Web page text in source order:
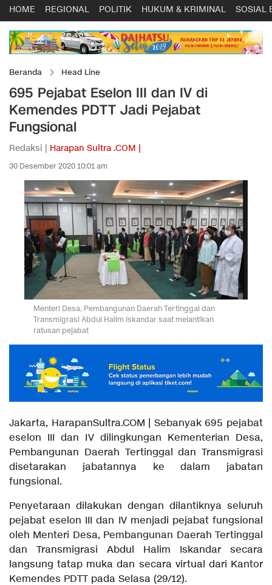
HOME REGIONAL POLITIK HUKUM & KRIMINAL SOSIAL
Beranda Head Line
695 Pejabat Eselon III dan IV di
Kemendes PDTT Jadi Pejabat
Fungsional
Redaksi | Harapan Sultra .COM |
30 Desember 2020 10:01 am
Menteri Desa, Pembangunan Daerah Tertinggal dan
Transmigrasi Abdul Halim Iskandar saat melantikan
ratusan pejabat
Jakarta, HarapanSultra.COM | Sebanyak 695 pejabat
eselon III dan IV dilingkungan Kementerian Desa,
Pembangunan Daerah Tertinggal dan Transmigrasi
disetarakan jabatannya ke dalam jabatan
fungsional.
Penyetaraan dilakukan dengan dilantiknya seluruh
pejabat eselon III dan IV menjadi pejabat fungsional
oleh Menteri Desa, Pembangunan Daerah Tertinggal
dan Transmigrasi Abdul Halim Iskandar secara
langsung tatap muka dan secara virtual dari Kantor
Kemendes PDTT pada Selasa (29/12).